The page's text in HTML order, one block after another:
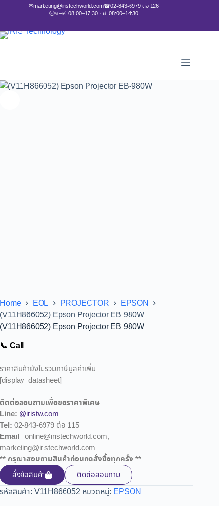
✉marketing@iristechworld.com☎02-843-6979 ต่อ 126
🕘จ.–ศ. 08:00–17:30 · ส. 08:00–14:30
Home EOL PROJECTOR
EPSON
(V11H866052) Epson Projector EB-980W
(V11H866052) Epson Projector EB-980W
📞 Call
ราคาสินค้ายังไม่รวมภาษีมูลค่าเพิ่ม
[display_datasheet]
ติดต่อสอบถามเพื่อขอราคาพิเศษ
Line: @iristw.com
Tel: 02-843-6979 ต่อ 115
Email : online@iristechworld.com,
marketing@iristechworld.com
** กรุณาสอบถามสินค้าก่อนกดสั่งซื้อทุกครั้ง **
สั่งซ้อสินค้า
ติดต่อสอบถาม
รหัสสินค้า: V11H866052 หมวดหมู่: EPSON